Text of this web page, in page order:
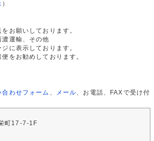
）
お願いしております。
濃運輸、その他
に表示しております。
をお勧めしております。
合わせフォーム メール 、お電話、FAXで受け付
町17-7-1F